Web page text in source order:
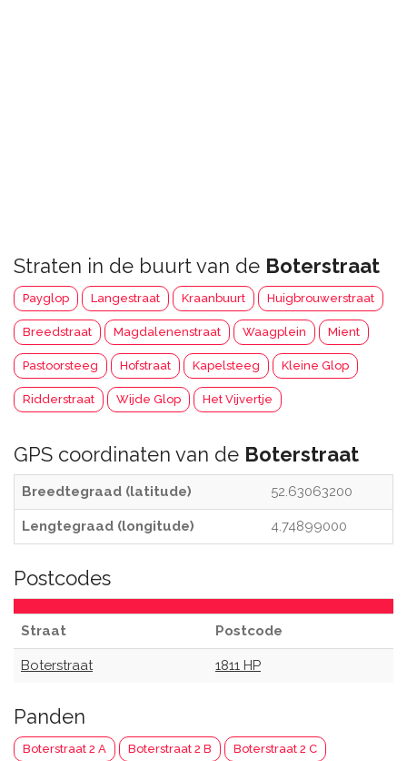
Straten in de buurt van de Boterstraat
Payglop Langestraat Kraanbuurt Huigbrouwerstraat
Breedstraat Magdalenenstraat Waagplein Mient
Pastoorsteeg Hofstraat Kapelsteeg Kleine Glop
Ridderstraat Wijde Glop Het Vijvertje
GPS coordinaten van de Boterstraat
Breedtegraad (latitude) 52.63063200
Lengtegraad (longitude) 4.74899000
Postcodes
Straat Postcode
Boterstraat 1811 HP
Panden
Boterstraat 2 A Boterstraat 2 B Boterstraat 2 C